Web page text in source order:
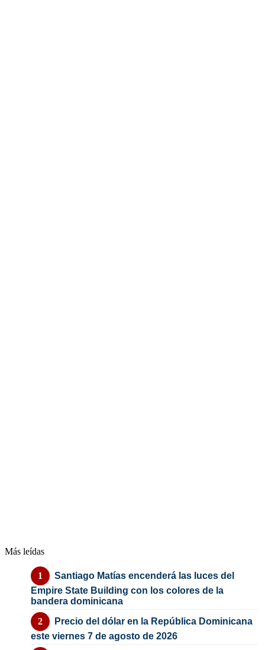
Más leídas
Santiago Matías encenderá las luces del
Empire State Building con los colores de la
bandera dominicana
Precio del dólar en la República Dominicana
este viernes 7 de agosto de 2026